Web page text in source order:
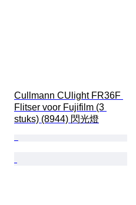
Cullmann CUlight FR36F
Flitser voor Fujifilm (3
stuks) (8944) 閃光燈